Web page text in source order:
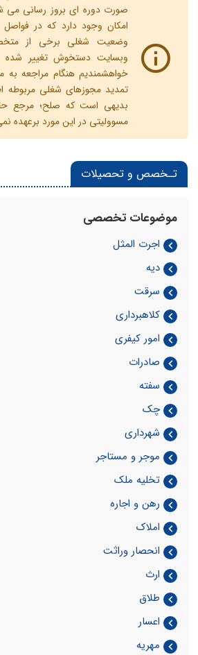
صورت دوره ای بروز رسانی می
امکان وجود دارد که در
وضعیت شغلی برخی از
وبسایت دستخوش تغییر شده
خواهشمندیم هنگام مراجعه
تمدید مجوزهای شغلی مربوطه
بدیهی است که صلح؛ مرجع
مسوولیتی در این مورد برعهده
تـخصص و تحصیلات
موضوعات تخصصی
اجرت المثل
دیه
سرقت
کلاهبرداری
امور کیفری
صادرات
سفته
چک
شهرداری
موجر و مستاجر
تخلیه ملک
رهن و اجاره
املاک
انحصار وراثت
ارث
طلاق
اعسار
مهریه